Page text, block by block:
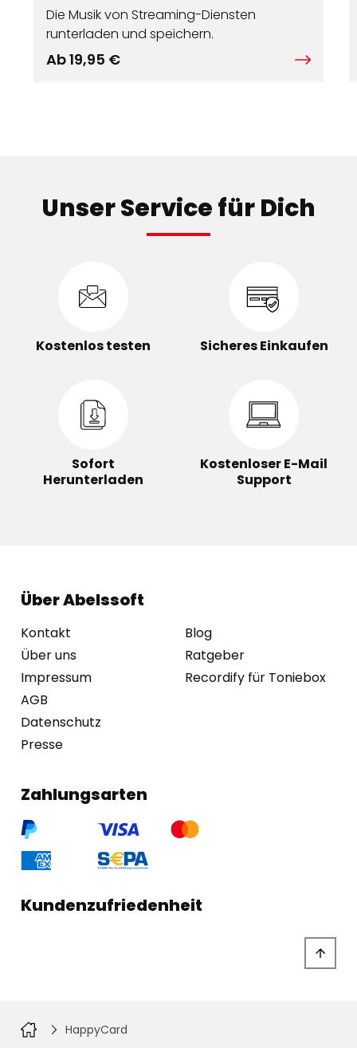
Die Musik von Streaming-Diensten
runterladen und speichern.
Ab 19,95 €
Unser Service für Dich
Kostenlos testen Sicheres Einkaufen
Sofort
Herunterladen
Kostenloser E-Mail
Support
Über Abelssoft
Kontakt
Über uns
Impressum
AGB
Datenschutz
Presse
Blog
Ratgeber
Recordify für Toniebox
Zahlungsarten
Kundenzufriedenheit
HappyCard